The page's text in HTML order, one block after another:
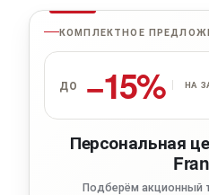
КОМПЛЕКТНОЕ
ДО −15% НА
Персональная
Подберём акционный